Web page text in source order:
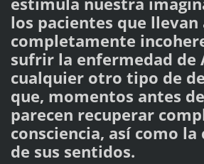
los pacientes que llevan
completamente
sufrir la enfermedad de
cualquier otro tipo de
que, momentos antes
parecen recuperar
consciencia, así como la
de sus sentidos.